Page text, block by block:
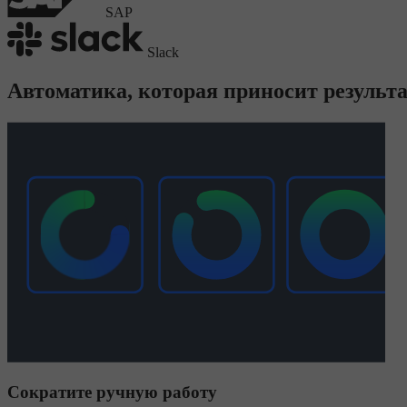
SAP
Slack
Автоматика, которая приносит
Сократите ручную работу